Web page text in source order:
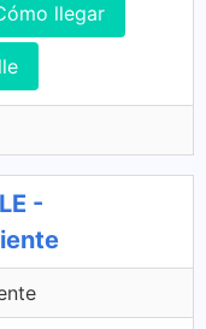
llegar
-